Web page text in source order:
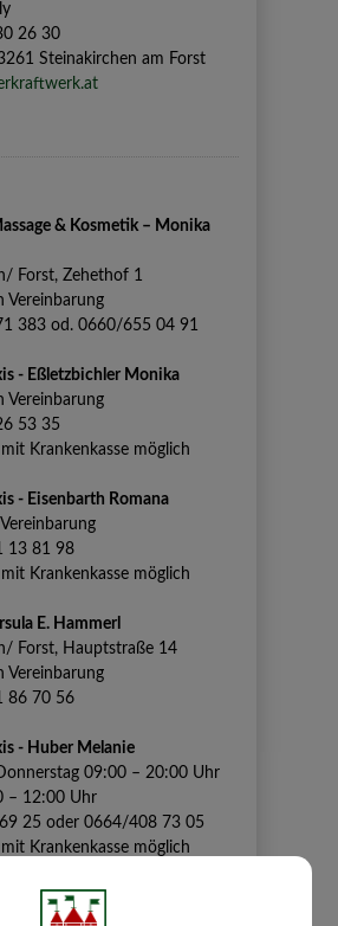
26 30
Steinakirchen am Forst
& Kosmetik – Monika
Forst, Zehethof 1
Vereinbarung
383 od. 0660/655 04 91
- Eßletzbichler Monika
Vereinbarung
53 35
Krankenkasse möglich
- Eisenbarth Romana
13 81 98
Krankenkasse möglich
E. Hammerl
Forst, Hauptstraße 14
Vereinbarung
86 70 56
- Huber Melanie
09:00 – 20:00 Uhr
– 12:00 Uhr
25 oder 0664/408 73 05
Krankenkasse möglich
Eisserer Doris
Vereinbarung: 0664/213 89 79